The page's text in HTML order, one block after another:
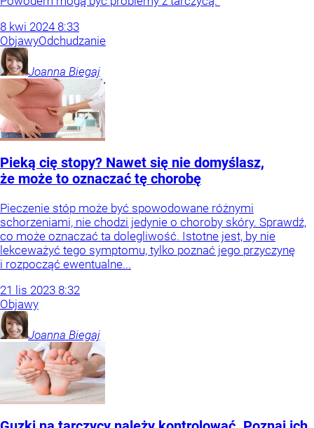
8 kwi 2024 8:33
ObjawyOdchudzanie
Joanna Biegaj
Pieką cię stopy? Nawet się nie domyślasz,
że może to oznaczać tę chorobę
Pieczenie stóp może być spowodowane różnymi
schorzeniami, nie chodzi jedynie o choroby skóry. Sprawdź,
co może oznaczać ta dolegliwość. Istotne jest, by nie
lekceważyć tego symptomu, tylko poznać jego przyczynę
i rozpocząć ewentualne...
21 lis 2023 8:32
Objawy
Joanna Biegaj